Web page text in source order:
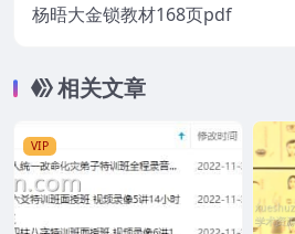
杨晤大金锁教材168页pdf
相关文章
VIP